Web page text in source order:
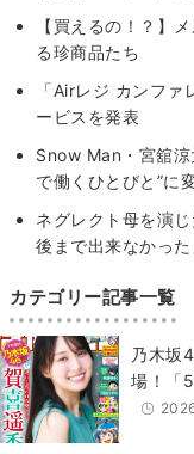
【買えるの！？】
る珍商品たち
「Airレジ カンフ
ービスを発表
Snow Man・宮舘
で働くひとびと”に
ネグレクト母を演
後まで出来なかった
カテゴリー記事一覧
乃木坂
場！「